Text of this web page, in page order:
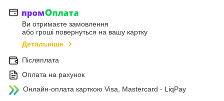
Ви отримаєте замовлення
або гроші повернуться на вашу картку
Детальніше
Післяплата
Оплата на рахунок
Онлайн-оплата карткою Visa, Mastercard - LiqPay